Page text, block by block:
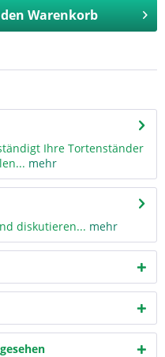
Warenkorb
Ihre Tortenständer
mehr
diskutieren... mehr